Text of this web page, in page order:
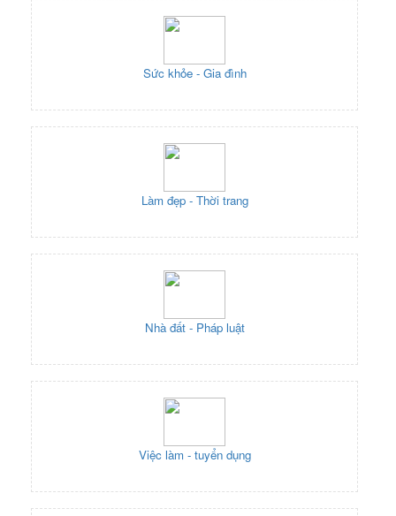
Sức khỏe - Gia đình
Làm đẹp - Thời trang
Nhà đất - Pháp luật
Việc làm - tuyển dụng